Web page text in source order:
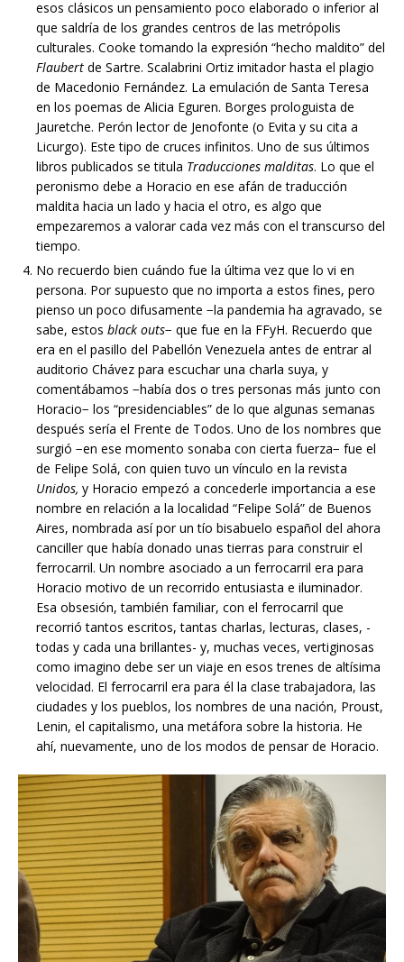
esos clásicos un pensamiento poco elaborado o inferior al
que saldría de los grandes centros de las metrópolis
culturales. Cooke tomando la expresión “hecho maldito” del
Flaubert de Sartre. Scalabrini Ortiz imitador hasta el plagio
de Macedonio Fernández. La emulación de Santa Teresa
en los poemas de Alicia Eguren. Borges prologuista de
Jauretche. Perón lector de Jenofonte (o Evita y su cita a
Licurgo). Este tipo de cruces infinitos. Uno de sus últimos
libros publicados se titula Traducciones malditas. Lo que el
peronismo debe a Horacio en ese afán de traducción
maldita hacia un lado y hacia el otro, es algo que
empezaremos a valorar cada vez más con el transcurso del
tiempo.
No recuerdo bien cuándo fue la última vez que lo vi en
persona. Por supuesto que no importa a estos fines, pero
pienso un poco difusamente −la pandemia ha agravado, se
sabe, estos black outs− que fue en la FFyH. Recuerdo que
era en el pasillo del Pabellón Venezuela antes de entrar al
auditorio Chávez para escuchar una charla suya, y
comentábamos −había dos o tres personas más junto con
Horacio− los “presidenciables” de lo que algunas semanas
después sería el Frente de Todos. Uno de los nombres que
surgió −en ese momento sonaba con cierta fuerza− fue el
de Felipe Solá, con quien tuvo un vínculo en la revista
Unidos, y Horacio empezó a concederle importancia a ese
nombre en relación a la localidad “Felipe Solá” de Buenos
Aires, nombrada así por un tío bisabuelo español del ahora
canciller que había donado unas tierras para construir el
ferrocarril. Un nombre asociado a un ferrocarril era para
Horacio motivo de un recorrido entusiasta e iluminador.
Esa obsesión, también familiar, con el ferrocarril que
recorrió tantos escritos, tantas charlas, lecturas, clases, -
todas y cada una brillantes- y, muchas veces, vertiginosas
como imagino debe ser un viaje en esos trenes de altísima
velocidad. El ferrocarril era para él la clase trabajadora, las
ciudades y los pueblos, los nombres de una nación, Proust,
Lenin, el capitalismo, una metáfora sobre la historia. He
ahí, nuevamente, uno de los modos de pensar de Horacio.